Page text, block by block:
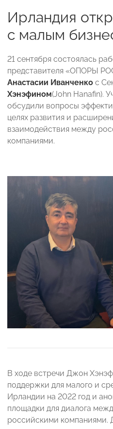
Ирландия
с малым
21 сентября состоялась
представителя «ОПОРЫ
Анастасии Иванченко с
Хэнэфином(John Hanafin).
обсудили вопросы
целях развития и
взаимодействия между
компаниями.
В ходе встречи Джон
поддержки для малого и
Ирландии на 2022 год и
площадки для диалога
российскими компаниями.